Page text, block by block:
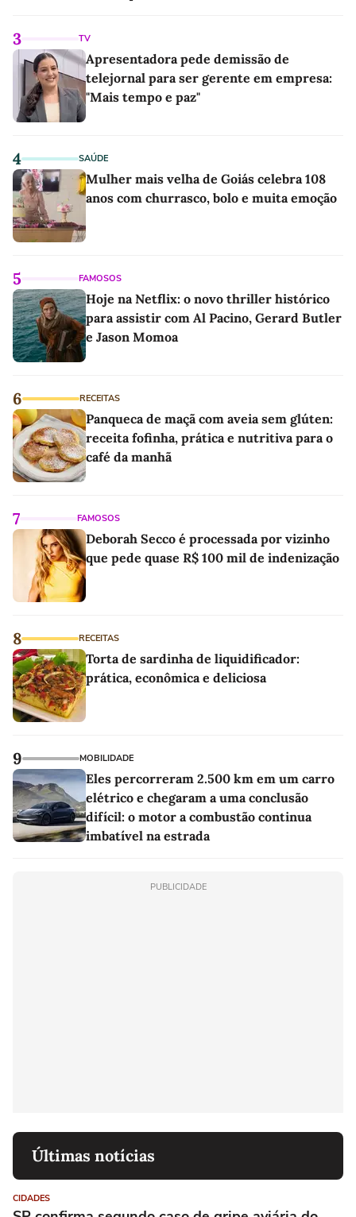
3 TV
Apresentadora pede demissão de
telejornal para ser gerente em empresa:
"Mais tempo e paz"
4 SAÚDE
Mulher mais velha de Goiás celebra 108
anos com churrasco, bolo e muita emoção
5 FAMOSOS
Hoje na Netflix: o novo thriller histórico
para assistir com Al Pacino, Gerard Butler
e Jason Momoa
6 RECEITAS
Panqueca de maçã com aveia sem glúten:
receita fofinha, prática e nutritiva para o
café da manhã
7 FAMOSOS
Deborah Secco é processada por vizinho
que pede quase R$ 100 mil de indenização
8 RECEITAS
Torta de sardinha de liquidificador:
prática, econômica e deliciosa
9 MOBILIDADE
Eles percorreram 2.500 km em um carro
elétrico e chegaram a uma conclusão
difícil: o motor a combustão continua
imbatível na estrada
PUBLICIDADE
Últimas notícias
CIDADES